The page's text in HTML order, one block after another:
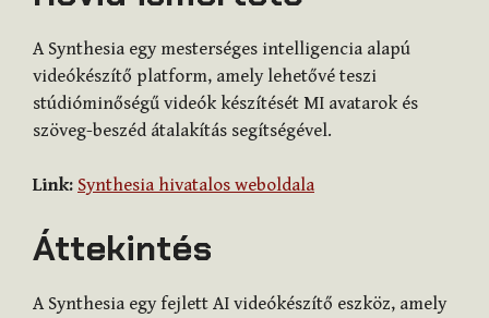
A Synthesia egy mesterséges intelligencia alapú
videókészítő platform, amely lehetővé teszi
stúdióminőségű videók készítését MI avatarok és
szöveg-beszéd átalakítás segítségével.
Link: Synthesia hivatalos weboldala
Áttekintés
A Synthesia egy fejlett AI videókészítő eszköz, amely